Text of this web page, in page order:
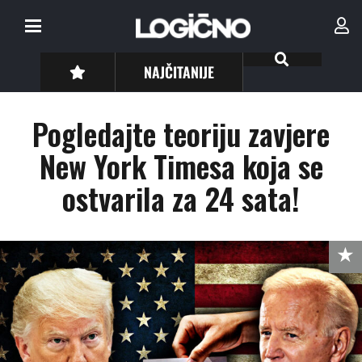
NAJČITANIJE
Pogledajte teoriju zavjere
New York Timesa koja se
ostvarila za 24 sata!